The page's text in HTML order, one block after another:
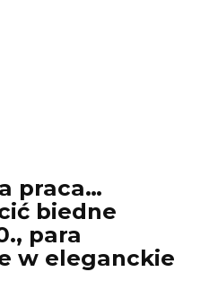
praca…
biedne
para
w eleganckie